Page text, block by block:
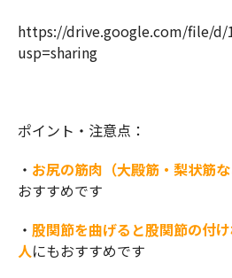
https://drive.google.com/file/d/
usp=sharing
ポイント・注意点：
・ お尻の筋肉（大殿筋・梨状筋
おすすめです
・ 股関節を曲げると股関節の付
人にもおすすめです